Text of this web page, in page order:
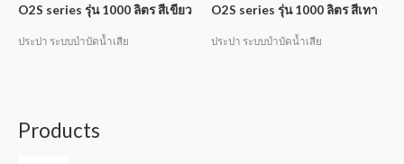
O2S series รุ่น 1000 ลิตร สีเขียว
ประปา ระบบบำบัดน้ำเสีย
O2S series รุ่น 1000 ลิตร สีเทา
ประปา ระบบบำบัดน้ำเสีย
Products